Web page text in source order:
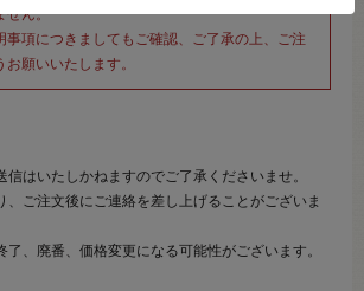
せん。
事項につきましてもご確認、ご了承の上、ご注
願いいたします。
信はいたしかねますのでご了承くださいませ。
、ご注文後にご連絡を差し上げることがございま
了、廃番、価格変更になる可能性がございます。